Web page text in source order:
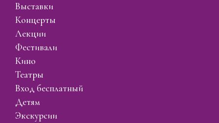
выставки
концерты
лекции
фестивали
кино
театры
вход бесплатный
детям
экскурсии